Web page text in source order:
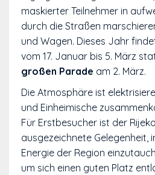
maskierter Teilnehmer in
durch die Straßen
und Wagen. Dieses Jahr
vom 17. Januar bis 5. März
großen Parade am 2. März.
Die Atmosphäre ist
und Einheimische
Für Erstbesucher ist der
ausgezeichnete Gelegenheit,
Energie der Region
um sich einen guten Platz